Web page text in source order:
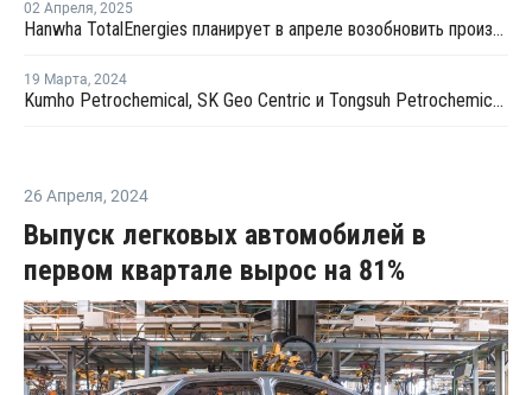
02 Апреля, 2025
Hanwha TotalEnergies планирует в апреле возобновить производство на крекинг-установке в Даэсане
19 Марта, 2024
Kumho Petrochemical, SK Geo Centric и Tongsuh Petrochemical создадут цепочку поставок биомономеров
26 Апреля, 2024
Выпуск легковых автомобилей в
первом квартале вырос на 81%